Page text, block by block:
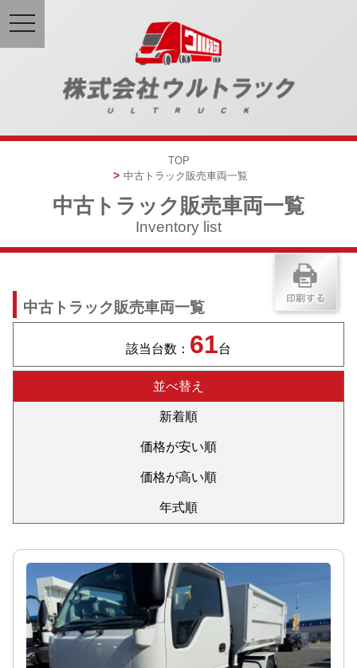
TOP
中古トラック販売車両一覧
中古トラック販売車両一覧
Inventory list
中古トラック販売車両一覧
該当台数： 61台
並べ替え
新着順
価格が安い順
価格が高い順
年式順
toggle
navigation